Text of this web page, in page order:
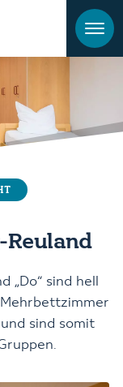
„Do“ sind hell
sind somit